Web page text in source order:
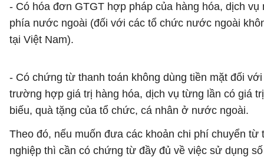
- Có hóa đơn GTGT hợp pháp của hàng hóa, dịch
phía nước ngoài (đối với các tổ chức nước ngoài
tại Việt Nam).
- Có chứng từ thanh toán không dùng tiền mặt đối
trường hợp giá trị hàng hóa, dịch vụ từng lần có giá
biếu, quà tặng của tổ chức, cá nhân ở nước ngoài.
Theo đó, nếu muốn đưa các khoản chi phí chuyển
nghiệp thì cần có chứng từ đầy đủ về việc sử dụng